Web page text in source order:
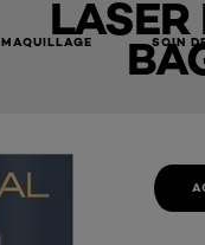
MAQUILLAGE SOIN
LASER